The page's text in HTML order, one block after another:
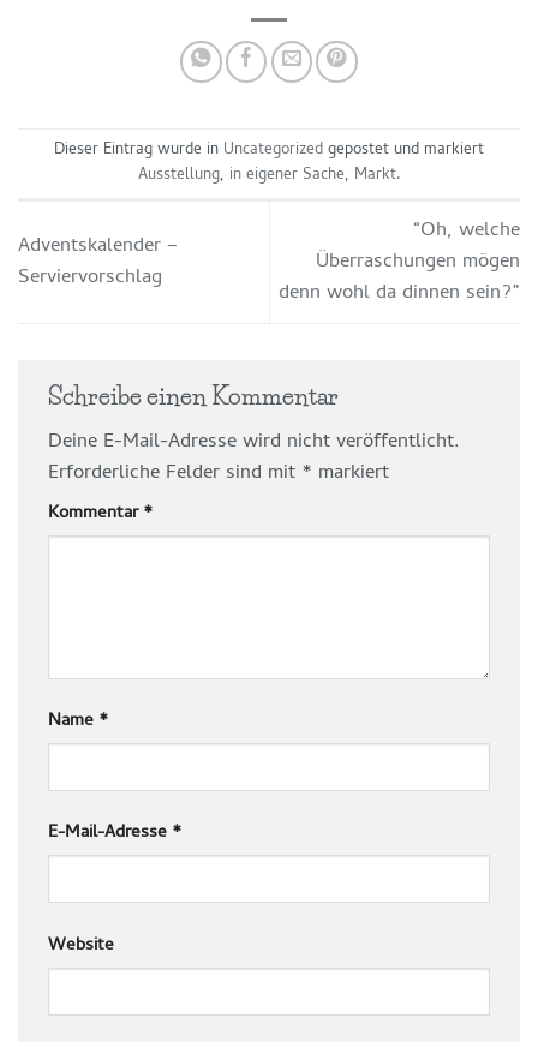
Dieser Eintrag wurde in Uncategorizedgepostet und markiert
Ausstellung, in eigener Sache, Markt.
Adventskalender –
Serviervorschlag
“Oh, welche
Überraschungen mögen
denn wohl da dinnen sein?”
Schreibe einen Kommentar
Deine E-Mail-Adresse wird nicht veröffentlicht.
Erforderliche Felder sind mit * markiert
Kommentar*
Name *
E-Mail-Adresse *
Website